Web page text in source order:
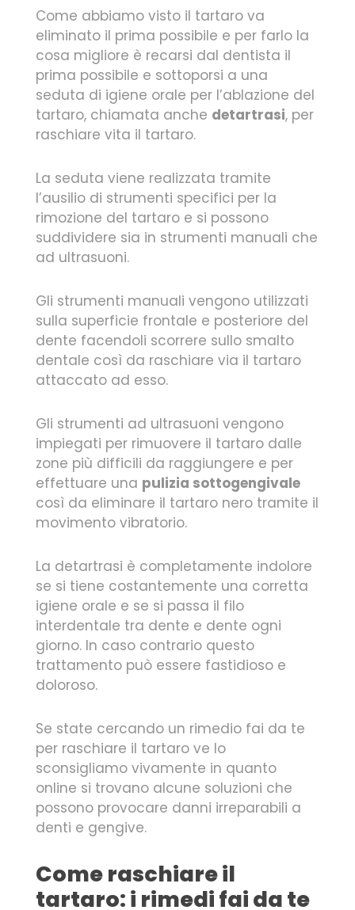
Come abbiamo visto il tartaro va
eliminato il prima possibile e per farlo la
cosa migliore è recarsi dal dentista il
prima possibile e sottoporsi a una
seduta di igiene orale per l’ablazione del
tartaro, chiamata anche detartrasi, per
raschiare vita il tartaro.
La seduta viene realizzata tramite
l’ausilio di strumenti specifici per la
rimozione del tartaro e si possono
suddividere sia in strumenti manuali che
ad ultrasuoni.
Gli strumenti manuali vengono utilizzati
sulla superficie frontale e posteriore del
dente facendoli scorrere sullo smalto
dentale così da raschiare via il tartaro
attaccato ad esso.
Gli strumenti ad ultrasuoni vengono
impiegati per rimuovere il tartaro dalle
zone più difficili da raggiungere e per
effettuare una pulizia sottogengivale
così da eliminare il tartaro nero tramite il
movimento vibratorio.
La detartrasi è completamente indolore
se si tiene costantemente una corretta
igiene orale e se si passa il filo
interdentale tra dente e dente ogni
giorno. In caso contrario questo
trattamento può essere fastidioso e
doloroso.
Se state cercando un rimedio fai da te
per raschiare il tartaro ve lo
sconsigliamo vivamente in quanto
online si trovano alcune soluzioni che
possono provocare danni irreparabili a
denti e gengive.
Come raschiare il
tartaro: i rimedi fai da te